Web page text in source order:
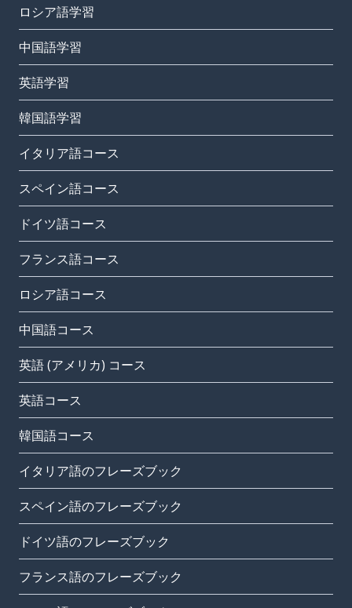
ロシア語学習
中国語学習
英語学習
韓国語学習
イタリア語コース
スペイン語コース
ドイツ語コース
フランス語コース
ロシア語コース
中国語コース
英語 (アメリカ) コース
英語コース
韓国語コース
イタリア語のフレーズブック
スペイン語のフレーズブック
ドイツ語のフレーズブック
フランス語のフレーズブック